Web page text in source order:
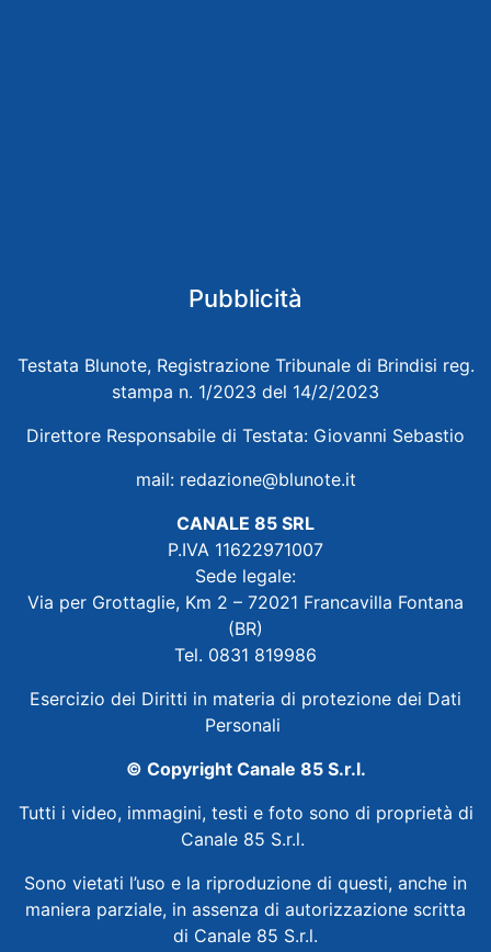
Pubblicità
Testata Blunote, Registrazione Tribunale di Brindisi reg.
stampa n. 1/2023 del 14/2/2023
Direttore Responsabile di Testata: Giovanni Sebastio
mail: redazione@blunote.it
CANALE 85 SRL
P.IVA 11622971007
Sede legale:
Via per Grottaglie, Km 2 – 72021 Francavilla Fontana
(BR)
Tel. 0831 819986
Esercizio dei Diritti in materia di protezione dei Dati
Personali
© Copyright Canale 85 S.r.l.
Tutti i video, immagini, testi e foto sono di proprietà di
Canale 85 S.r.l.
Sono vietati l’uso e la riproduzione di questi, anche in
maniera parziale, in assenza di autorizzazione scritta
di Canale 85 S.r.l.